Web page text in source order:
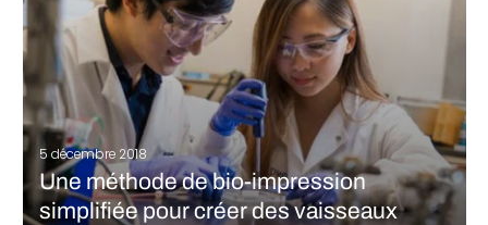
5 décembre 2018
Une méthode de bio-impression
simplifiée pour créer des vaisseaux